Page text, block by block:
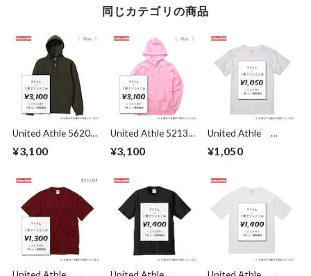
同じカテゴリの商品
United Athle 5620-
01 10oz T/C スウェ
ット フルジップ パ
¥3,100
United Athle 5213-
01 10oz スウェッ
ト フルジップ パ
ル）
¥3,100
United Athle
5001-01 5.6oz
ハイクオリティーT
¥1,050